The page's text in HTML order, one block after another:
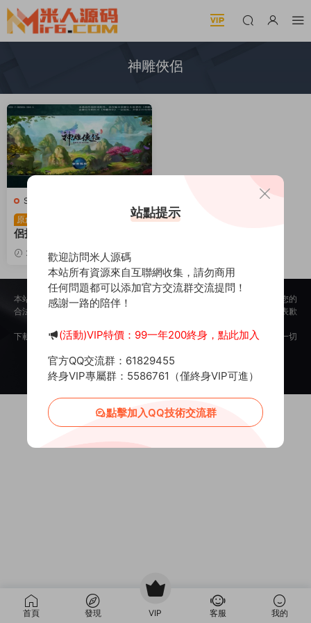
神雕俠侶
S-神雕俠侶
原創
典藏回合手遊【神雕俠
侶打金版】Linux手工服務端
+安卓蘋果雙端+GM後台
+視頻架設教程
2024-05-29
4.64k
30
本站所提供的内容均來自公開網絡收集、轉發、二次開發而來，若侵犯了您的
合法權益，請來信通知我們，我們會及時删除，給您帶來的不便，我們深表歉
下載用戶僅供學習交流，若使用商業用途，請購買正版授權，否則産生的一切
Copyright © 2012-2025 MiR6.COMAll Rights Reserved
投訴郵箱： Mail@Mir6.com 蜀ICP備2022016462号-2
首頁 發現 VIP 客服 我的
站點提示
歡迎訪問米人源碼
本站所有資源來自互聯網收集，請勿商用
任何問題都可以添加官方交流群交流提問！
感謝一路的陪伴！
(活動)VIP特價：99一年200終身，點此加入
官方QQ交流群：61829455
終身VIP專屬群：5586761（僅終身VIP可進）
點擊加入QQ技術交流群